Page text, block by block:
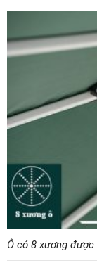
Ô có 8 xương